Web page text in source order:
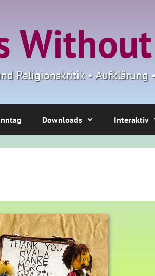
Religionskritik • Aufklärung
Downloads Interaktiv